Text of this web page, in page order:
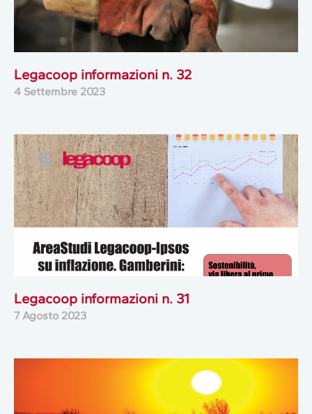
Legacoop informazioni n. 32
4 Settembre 2023
Legacoop informazioni n. 31
7 Agosto 2023